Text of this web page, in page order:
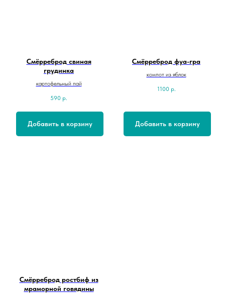
Смёрреброд свиная
грудинка
картофельный пай
590 р.
Добавить в корзину
Смёрреброд фуа-гра
компот из яблок
1100 р.
Добавить в корзину
Смёрреброд ростбиф из
мраморной говядины